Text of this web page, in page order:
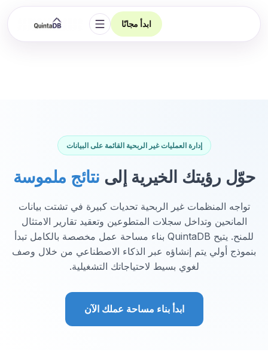
ابدأ مجانًا
فتح التنقل
إدارة العمليات غير الربحية القائمة على البيانات
حوّل رؤيتك الخيرية إلى نتائج ملموسة
تواجه المنظمات غير الربحية تحديات كبيرة في تشتت بيانات
المانحين وتداخل سجلات المتطوعين وتعقيد تقارير الامتثال
للمنح. يتيح QuintaDB بناء مساحة عمل مخصصة بالكامل تبدأ
بنموذج أولي يتم إنشاؤه عبر الذكاء الاصطناعي من خلال وصف
لغوي بسيط لاحتياجاتك التشغيلية.
ابدأ بناء مساحة عملك الآن